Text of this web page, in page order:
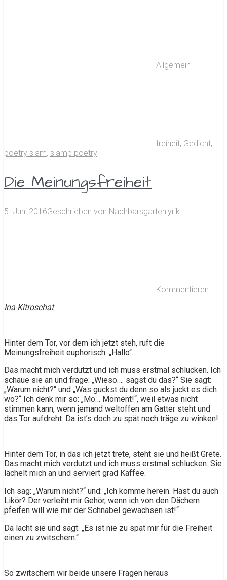
Allgemein
freiheit, Gedicht,
poetry slam, slamp poetry
Die Meinungsfreiheit
5. Juni 2016Geschrieben von Nachbarsgartenlyrik
Kommentieren
Ina Kitroschat
Hinter dem Tor, vor dem ich jetzt steh, ruft die
Meinungsfreiheit euphorisch: „Hallo“.
Das macht mich verdutzt und ich muss erstmal schlucken. Ich
schaue sie an und frage: „Wieso…. sagst du das?“ Sie sagt:
„Warum nicht?“ und „Was guckst du denn so als juckt es dich
wo?“ Ich denk mir so: „Mo… Moment!“, weil etwas nicht
stimmen kann, wenn jemand weltoffen am Gatter steht und
das Tor aufdreht. Da ist’s doch zu spät noch träge zu winken!
Hinter dem Tor, in das ich jetzt trete, steht sie und heißt Grete.
Das macht mich verdutzt und ich muss erstmal schlucken. Sie
lächelt mich an und serviert grad Kaffee.
Ich sag: „Warum nicht?“ und: „Ich komme herein. Hast du auch
Likör? Der verleiht mir Gehör, wenn ich von den Dächern
pfeifen will wie mir der Schnabel gewachsen ist!“
Da lacht sie und sagt: „Es ist nie zu spät mir für die Freiheit
einen zu zwitschern.“
So zwitschern wir beide unsere Fragen heraus